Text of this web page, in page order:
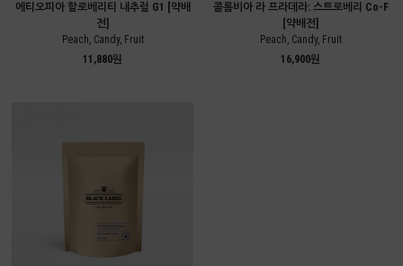
에티오피아 할로베리티 내추럴 G1 [약배
전]
Peach, Candy, Fruit
11,880원
콜롬비아 라 프라데라: 스트로베리 Co-F
[약배전]
Peach, Candy, Fruit
16,900원